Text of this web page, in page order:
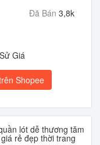
Đã Bán 3,8k
Giá
Shopee
lót dễ thương tăm
rẻ đẹp thời trang